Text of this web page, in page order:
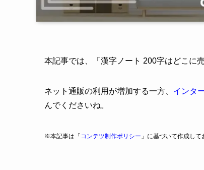
本記事では、「漢字ノート 200字はどこに
ネット通販の利用が増加する一方、 インタ
んでくださいね。
※本記事は「 コンテツ制作ポリシー 」に基づいて作成し